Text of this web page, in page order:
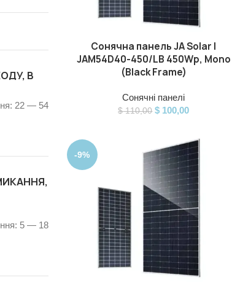
В
22— 54
5— 18
ДОДАТИ В КОШИК
Сонячна панель JA Solar |
JAM54D40-450/LB 450Wp, Mono
(Black Frame)
Сонячні панелі
$110,00 $ 100,00
-9%